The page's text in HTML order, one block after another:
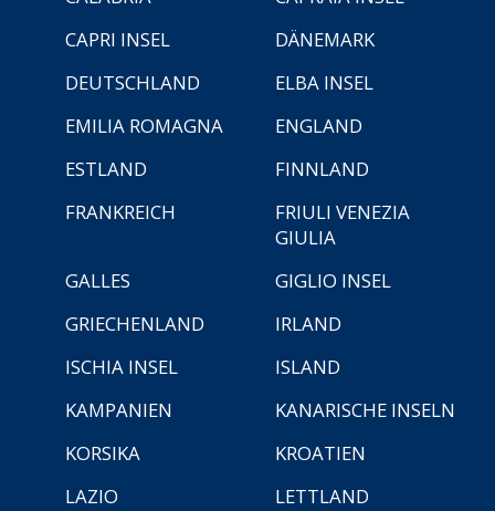
CAPRI INSEL
DÄNEMARK
DEUTSCHLAND
ELBA INSEL
EMILIA ROMAGNA
ENGLAND
ESTLAND
FINNLAND
FRANKREICH
FRIULI VENEZIA
GIULIA
GALLES
GIGLIO INSEL
GRIECHENLAND
IRLAND
ISCHIA INSEL
ISLAND
KAMPANIEN
KANARISCHE INSELN
KORSIKA
KROATIEN
LAZIO
LETTLAND